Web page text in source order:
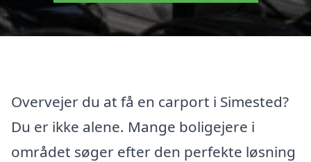
Overvejer du at få en carport i Simested?
Du er ikke alene. Mange boligejere i
området søger efter den perfekte løsning